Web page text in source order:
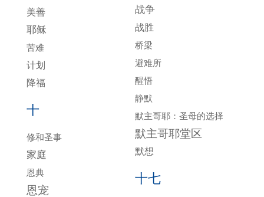
美善
耶稣
苦难
计划
降福
十
修和圣事
家庭
恩典
恩宠
战争
战胜
桥梁
避难所
醒悟
静默
默主哥耶：圣母的选择
默主哥耶堂区
默想
十七